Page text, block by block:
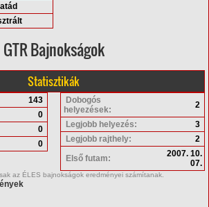
GTR Bajnokságok
Statisztikák
143
0
0
0
Dobogós
helyezések:
2
Legjobb helyezés:
3
Legjobb rajthely:
2
Első futam:
2007. 10.
07.
az ÉLES bajnokságok eredményei számítanak.